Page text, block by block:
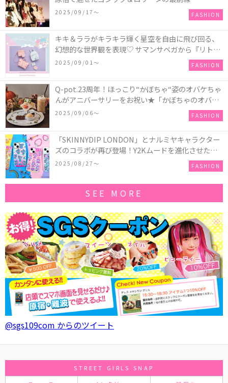
2025/09/17〜 FASHION
キキ＆ララがキラキラ輝く星空を自由に飛び回る、
幻想的な世界観を表現♡ サマンサベガから『リトル
ツインスターズ』50周年アニバーサリーイヤー』を
2025/09/01〜 FASHION
Q-pot.23周年！ほっこり“かぼちゃ“姿のオバケちゃ
んがアニバーサリーをお祝い★「かぼちゃのオバケ
ーキアクセサリー」が新発売！Q-pot CAFE.では
「かぼちゃのオバケーキプレート」も登場
2025/09/06〜 FASHION
「SKINNYDIP LONDON」とナルミヤキャラクター
ズのコラボが再び登場！Y2Kムードを進化させた新
作コレクションを発売♪
2025/08/27〜 FASHION
SEE MORE
@sgs109com からのツイート
STREET GIRLS SNAP